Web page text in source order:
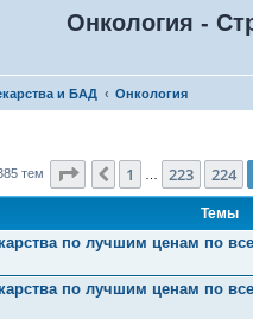
Онкология -
и БАД Онкология
тем Страница 225из 816
Пред.
1 223 224
Темы
по лучшим ценам по
по лучшим ценам по